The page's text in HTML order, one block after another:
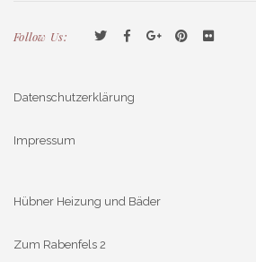
Follow Us:
Datenschutzerklärung
Impressum
Hübner Heizung und Bäder
Zum Rabenfels 2